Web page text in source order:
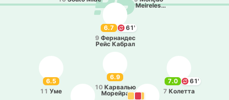
Meireles
6.9
10 Ка­рва­лью
Мо­рей­ра
6.5
11 Уме
7.0
61'
7 Ко­ле­тта
6.7
61'
9 Фе­рна­ндес
Рейс Кабрал